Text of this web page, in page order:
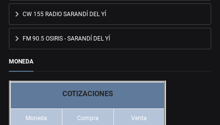
CW 155 RADIO SARANDÍ DEL YÍ
FM 90.5 OSIRIS - SARANDÍ DEL YÍ
MONEDA
COTIZACIONES
Moneda Compra Venta